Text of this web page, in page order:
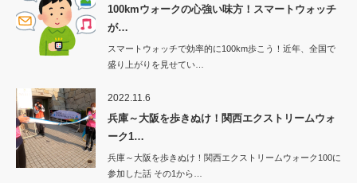
100kmウォークの心強い味方！スマートウォッチ
が…
スマートウォッチで効率的に100km歩こう！近年、全国で
盛り上がりを見せてい…
2022.11.6
兵庫～大阪を歩きぬけ！関西エクストリームウォ
ーク1…
兵庫～大阪を歩きぬけ！関西エクストリームウォーク100に
参加した話 その1から…